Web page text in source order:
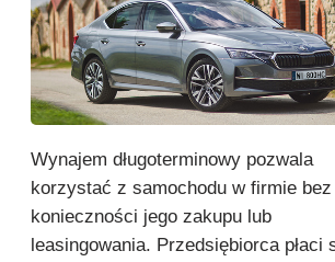
Wynajem długoterminowy pozwala
korzystać z samochodu w firmie bez
konieczności jego zakupu lub
leasingowania. Przedsiębiorca płaci